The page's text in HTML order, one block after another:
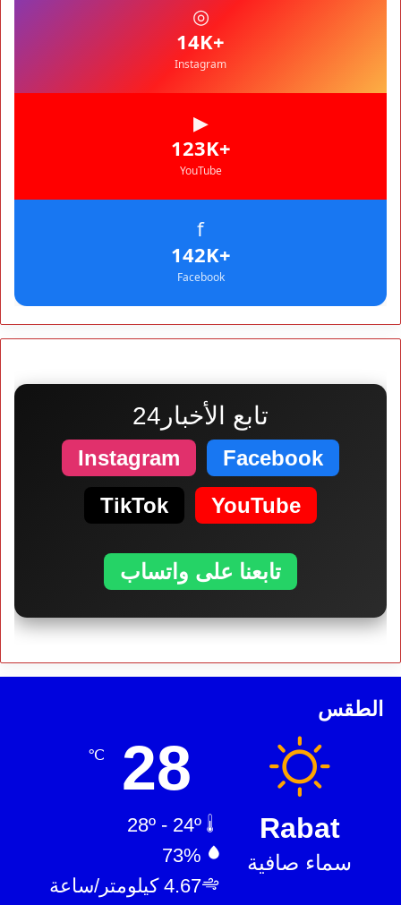
◎
+14K
Instagram
▶
+123K
YouTube
f
+142K
Facebook
تابع الأخبار24
Facebook
Instagram
YouTube
TikTok
تابعنا على واتساب
الطقس
Rabat
سماء صافية
28
℃
73%
4.67 كيلومتر/ساعة